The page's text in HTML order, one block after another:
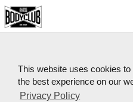
This website uses cookies
the best experience on our
Privacy Policy